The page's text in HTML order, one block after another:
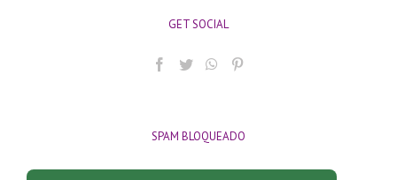
GET SOCIAL
SPAM BLOQUEADO